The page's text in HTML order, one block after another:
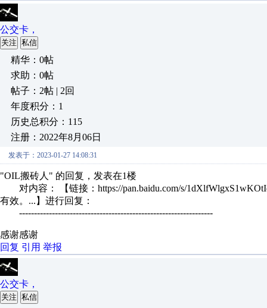
公交卡，
关注 私信
精华：0帖
求助：0帖
帖子：2帖 | 2回
年度积分：1
历史总积分：115
注册：2022年8月06日
发表于：2023-01-27 14:08:31
"OIL搬砖人" 的回复，发表在1楼
对内容： 【链接：https://pan.baidu.com/s/
有效。...】进行回复：
-----------------------------------------------------------------
感谢感谢
回复 引用 举报
公交卡，
关注 私信